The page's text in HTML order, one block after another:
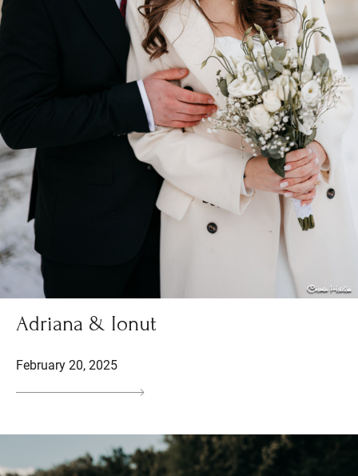
Adriana & Ionut
February 20, 2025